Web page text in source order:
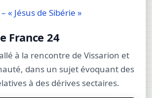
« Jésus de Sibérie »
France 24
à la rencontre de Vissarion et
dans un sujet évoquant des
à des dérives sectaires.